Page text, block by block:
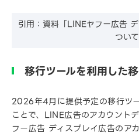
引用：資料「LINEヤフー広告
ついて
移行ツールを利用した
2026年4月に提供予定の移行ツ
ことで、LINE広告のアカウント
フー広告 ディスプレイ広告のア